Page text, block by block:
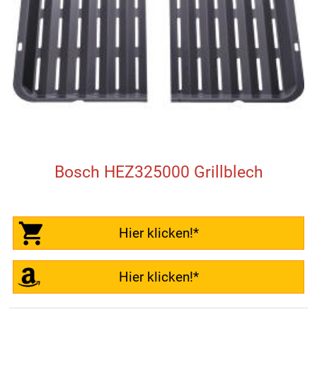
Bosch HEZ325000 Grillblech
Hier klicken!*
Hier klicken!*